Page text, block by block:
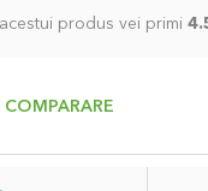
produs vei primi